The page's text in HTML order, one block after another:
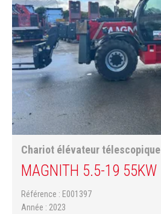
Chariot élévateur télescopique
MAGNI TH 5.5-19 55KW
Référence
E001397
Année
2023